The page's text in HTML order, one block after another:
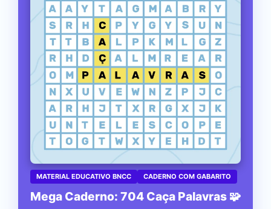
MATERIAL EDUCATIVO BNCC CADERNO COM GABARITO
Mega Caderno: 704 Caça Palavras 🧩